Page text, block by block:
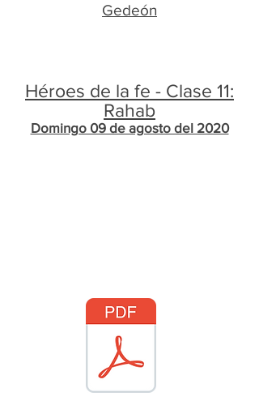
Gedeón
Héroes de la fe - Clase 11:
Rahab
Domingo 09 de agosto del 2020